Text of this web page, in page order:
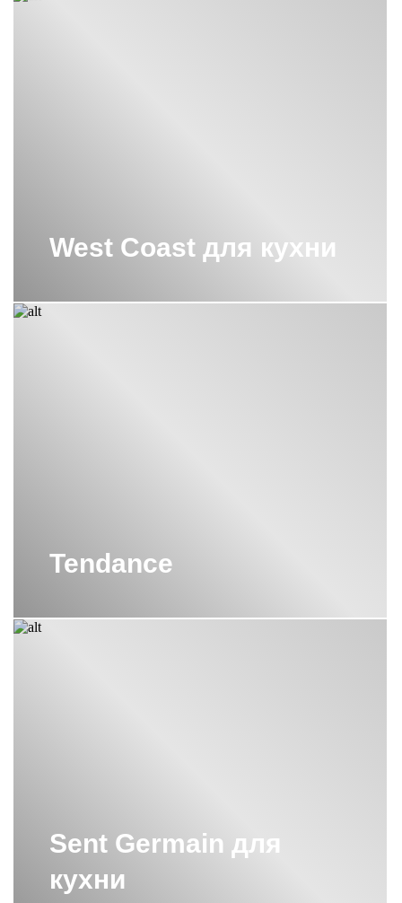
West Coast для кухни
Tendance
Sent Germain для
кухни